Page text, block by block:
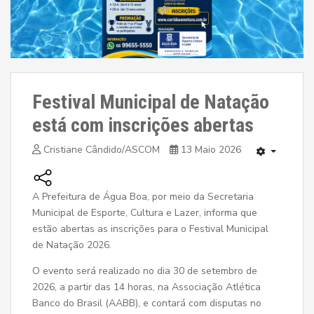
Festival Municipal de Natação
está com inscrições abertas
Cristiane Cândido/ASCOM 13 Maio 2026
A Prefeitura de Água Boa, por meio da Secretaria
Municipal de Esporte, Cultura e Lazer, informa que
estão abertas as inscrições para o Festival Municipal
de Natação 2026.
O evento será realizado no dia 30 de setembro de
2026, a partir das 14 horas, na Associação Atlética
Banco do Brasil (AABB), e contará com disputas no